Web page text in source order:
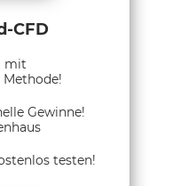
CFD
mit
Gewinne!
testen!